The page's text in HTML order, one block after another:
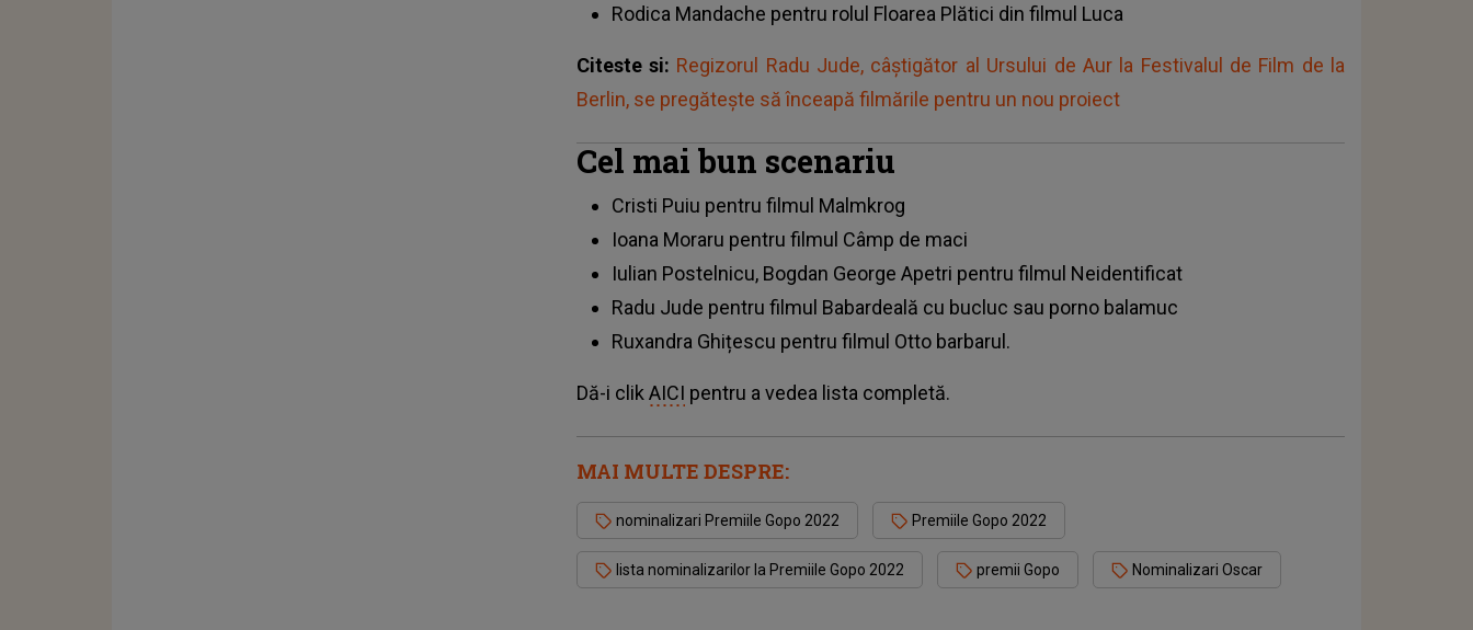
Rodica Mandache pentru rolul Floarea Plătici din filmul Luca
Citeste si: Regizorul Radu Jude, câștigător al Ursului de Aur la Festivalul de Film de la
Berlin, se pregătește să înceapă filmările pentru un nou proiect
Cel mai bun scenariu
Cristi Puiu pentru filmul Malmkrog
Ioana Moraru pentru filmul Câmp de maci
Iulian Postelnicu, Bogdan George Apetri pentru filmul Neidentificat
Radu Jude pentru filmul Babardeală cu bucluc sau porno balamuc
Ruxandra Ghițescu pentru filmul Otto barbarul.
Dă-i clik AICI pentru a vedea lista completă.
MAI MULTE DESPRE:
nominalizari Premiile Gopo 2022 Premiile Gopo 2022
lista nominalizarilor la Premiile Gopo 2022 premii Gopo Nominalizari Oscar